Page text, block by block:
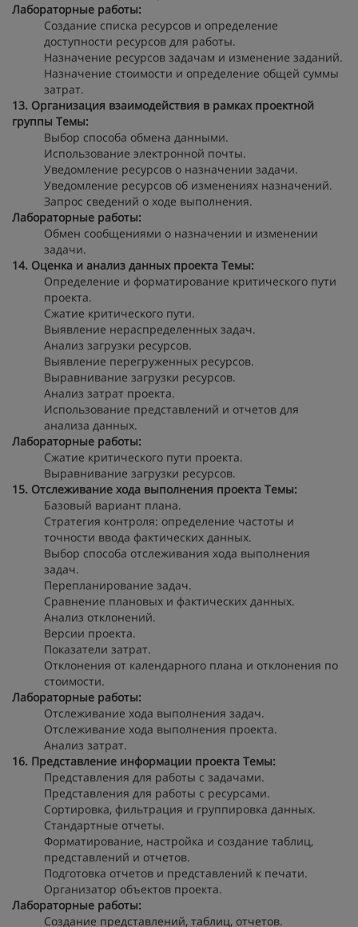
Лабораторные работы:
Создание списка ресурсов и определение
доступности ресурсов для работы.
Назначение ресурсов задачам и изменение заданий.
Назначение стоимости и определение общей суммы
затрат.
13. Организация взаимодействия в рамках проектной
группы Темы:
Выбор способа обмена данными.
Использование электронной почты.
Уведомление ресурсов о назначении задачи.
Уведомление ресурсов об изменениях назначений.
Запрос сведений о ходе выполнения.
Лабораторные работы:
Обмен сообщениями о назначении и изменении
задачи.
14. Оценка и анализ данных проекта Темы:
Определение и форматирование критического пути
проекта.
Сжатие критического пути.
Выявление нераспределенных задач.
Анализ загрузки ресурсов.
Выявление перегруженных ресурсов.
Выравнивание загрузки ресурсов.
Анализ затрат проекта.
Использование представлений и отчетов для
анализа данных.
Лабораторные работы:
Сжатие критического пути проекта.
Выравнивание загрузки ресурсов.
15. Отслеживание хода выполнения проекта Темы:
Базовый вариант плана.
Стратегия контроля: определение частоты и
точности ввода фактических данных.
Выбор способа отслеживания хода выполнения
задач.
Перепланирование задач.
Сравнение плановых и фактических данных.
Анализ отклонений.
Версии проекта.
Показатели затрат.
Отклонения от календарного плана и отклонения по
стоимости.
Лабораторные работы:
Отслеживание хода выполнения задач.
Отслеживание хода выполнения проекта.
Анализ затрат.
16. Представление информации проекта Темы:
Представления для работы с задачами.
Представления для работы с ресурсами.
Сортировка, фильтрация и группировка данных.
Стандартные отчеты.
Форматирование, настройка и создание таблиц,
представлений и отчетов.
Подготовка отчетов и представлений к печати.
Организатор объектов проекта.
Лабораторные работы:
Создание представлений, таблиц, отчетов.